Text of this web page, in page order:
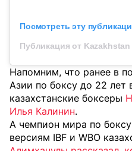
Посмотреть эту
Напомним, что ранее в
Азии по боксу до 22
казахстанские боксеры
Илья Калинин.
А чемпион мира по
версиям IBF и WBO